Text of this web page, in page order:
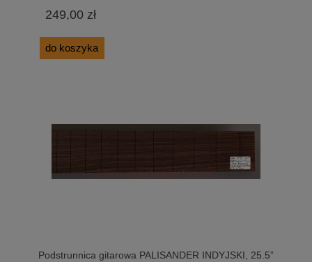
249,00 zł
do koszyka
Podstrunnica gitarowa PALISANDER INDYJSKI, 25.5”